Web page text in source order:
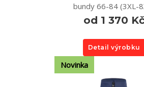
bundy 66-84 (3XL-
od 1 370
Detail výrobku
Novinka